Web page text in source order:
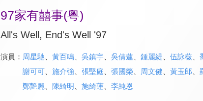
97家有囍事(粵)
All's Well, End's Well '97
演員： 周星馳 黃百鳴、 吳鎮宇、 吳倩蓮、 鍾麗緹 伍詠薇、
謝可可、 施介強 張堅庭 張國榮、 周文健 黃玉郎
鄭艷麗
陳綺明 施綺蓮、 李純恩